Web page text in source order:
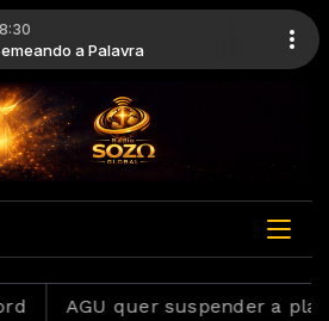
a Palavra
a palavra - Parte 11
AGU quer suspender a